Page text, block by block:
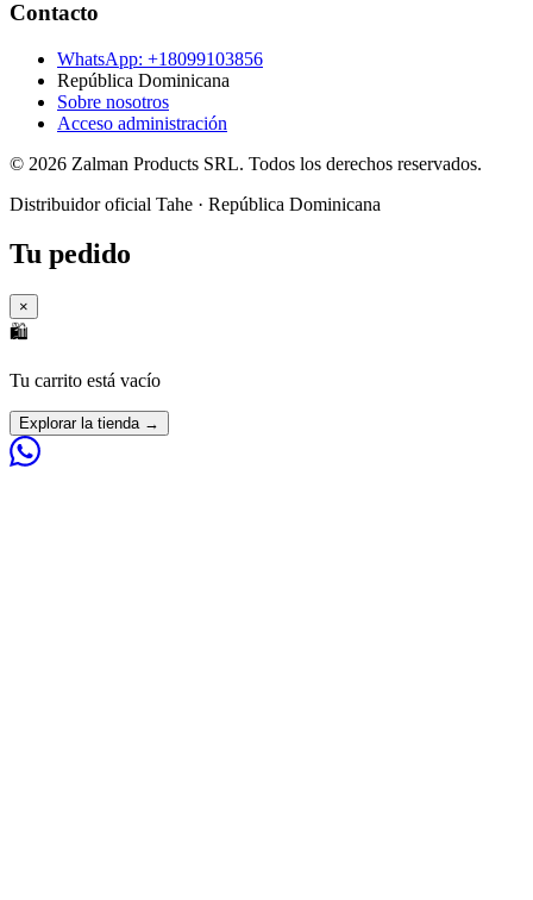
Contacto
WhatsApp: +18099103856
República Dominicana
Sobre nosotros
Acceso administración
© 2026 Zalman Products SRL. Todos los derechos reservados.
Distribuidor oficial Tahe · República Dominicana
Tu pedido
×
🛍️
Tu carrito está vacío
Explorar la tienda →